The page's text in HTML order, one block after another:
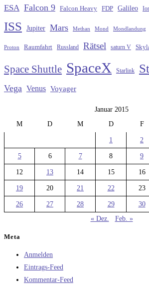
ESA Falcon 9 Falcon Heavy FDP Galileo
ISS Jupiter Mars Methan Mond Mondlandung
Proton Raumfahrt Russland Rätsel saturn V
Space Shuttle SpaceX Starlink
Vega Venus Voyager
Januar 2015
M
D M D F
1 2
5 6 7 8 9
12 13 14 15 16
19 20 21 22 23
26 27 28 29 30
« Dez.
Feb. »
Meta
Anmelden
Eintrags-Feed
Kommentar-Feed